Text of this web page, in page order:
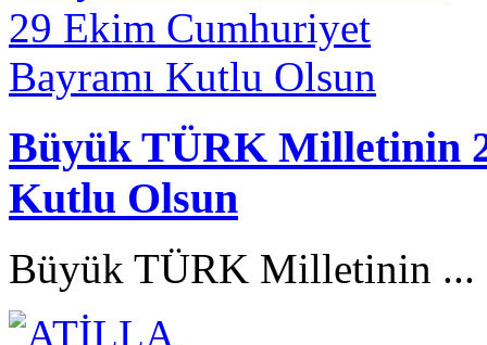
Büyük TÜRK Milletinin
Kutlu Olsun
Büyük TÜRK Milletinin ...